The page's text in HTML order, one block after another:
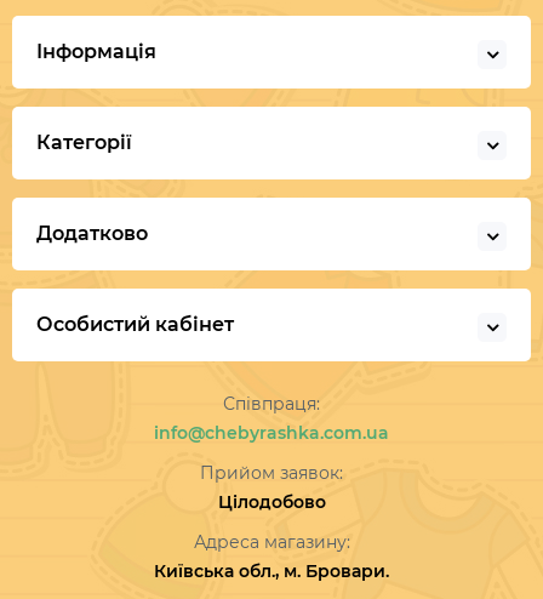
Інформація
Категорії
Додатково
Особистий кабінет
Співпраця:
info@chebyrashka.com.ua
Прийом заявок:
Цілодобово
Адреса магазину:
Київська обл., м. Бровари.